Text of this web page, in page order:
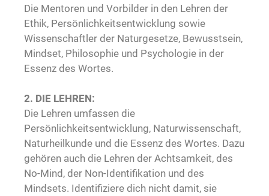
Die Mentoren und Vorbilder in den Lehren der
Ethik, Persönlichkeitsentwicklung sowie
Wissenschaftler der Naturgesetze, Bewusstsein,
Mindset, Philosophie und Psychologie in der
Essenz des Wortes.
2. DIE LEHREN:
Die Lehren umfassen die
Persönlichkeitsentwicklung, Naturwissenschaft,
Naturheilkunde und die Essenz des Wortes. Dazu
gehören auch die Lehren der Achtsamkeit, des
No-Mind, der Non-Identifikation und des
Mindsets. Identifiziere dich nicht damit, sie